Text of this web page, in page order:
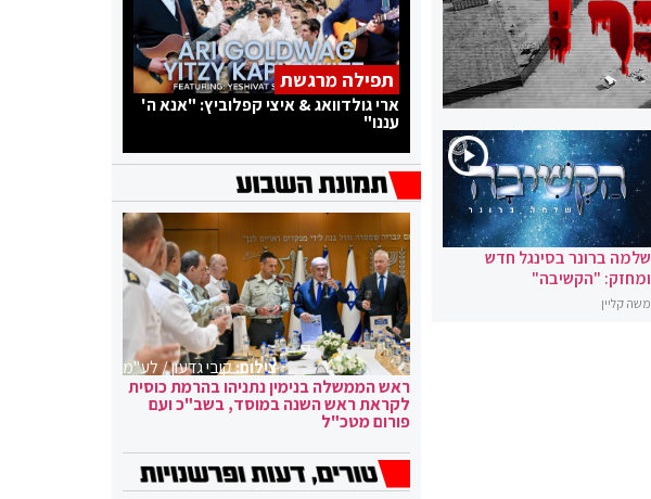
שלמה ברונר בסינגל חדש
ומחזק: "הקשיבה"
משה קליין
תפילה מרגשת
ארי גולדוואג & איצי קפלוביץ: "אנא ה'
עננו"
צילום:קובי גדעון / לע"מ
ראש הממשלה בנימין נתניהו בהרמת כוסית
לקראת ראש השנה במוסד, בשב"כ ועם
פורום מטכ"ל